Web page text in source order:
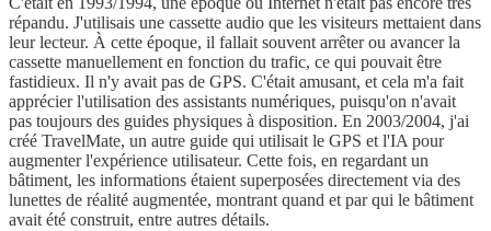
répandu. J'utilisais une cassette audio que les visiteurs mettaient dans
leur lecteur. À cette époque, il fallait souvent arrêter ou avancer la
cassette manuellement en fonction du trafic, ce qui pouvait être
fastidieux. Il n'y avait pas de GPS. C'était amusant, et cela m'a fait
apprécier l'utilisation des assistants numériques, puisqu'on n'avait
pas toujours des guides physiques à disposition. En 2003/2004, j'ai
créé TravelMate, un autre guide qui utilisait le GPS et l'IA pour
augmenter l'expérience utilisateur. Cette fois, en regardant un
bâtiment, les informations étaient superposées directement via des
lunettes de réalité augmentée, montrant quand et par qui le bâtiment
avait été construit, entre autres détails.